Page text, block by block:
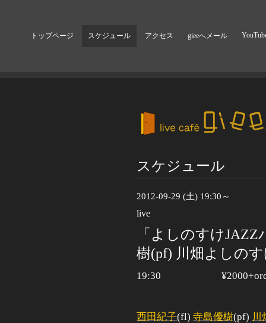
トップページ スケジュール アクセス gieeへメール
スケジュール
2012-09-29 (土) 19:30～
live
「よしのすけ
樹(pf) 川畑よしの
19:30
西田紀子(fl) 寺島優樹(pf) 川